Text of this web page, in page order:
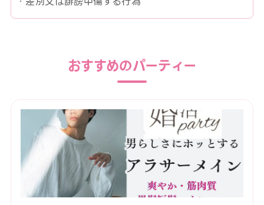
おすすめのパーティー